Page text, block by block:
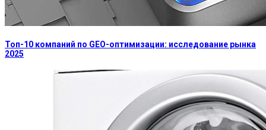
Топ-10 компаний по GEO-оптимизации: исследование рынка
2025